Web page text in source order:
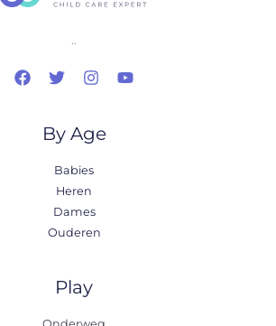
..
By Age
Babies
Heren
Dames
Ouderen
Play